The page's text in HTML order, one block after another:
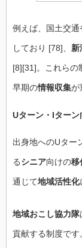
例えば、国土交通
しており [78]、 新
[8][31]。これらの
早期の情報収集が
Uターン・Iターン
出身地へのUター
るシニア向けの移
通じて地域活性化
地域おこし協力隊
貢献する制度です